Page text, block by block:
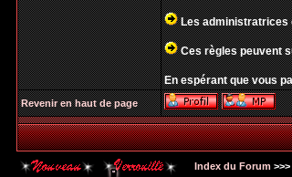
Les administratrices
Ces règles peuvent
En espérant que vous
Revenir en haut de page
Index du Forum >>>